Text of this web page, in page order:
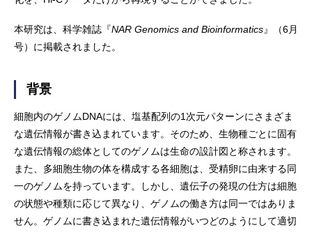
本研究は、科学雑誌『NAR Genomics and Bioinformatics』（6月
号）に掲載されました。
背景
細胞内のゲノムDNAには、塩基配列の1次元パターンにさまざま
な遺伝情報が書き込まれています。そのため、生物種ごとに固有
な遺伝情報の総体としてのゲノムは生命の設計図と称されます。
また、多細胞生物の体を構成する各細胞は、受精卵に由来する同
一のゲノムを持っています。しかし、遺伝子の発現の仕方は細胞
の状態や種類に応じて異なり、ゲノムの働き方は同一ではありま
せん。ゲノムに書き込まれた遺伝情報がいつどのようにして適切